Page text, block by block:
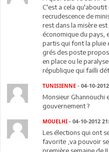
C'est a cela qu'aboutit
recrudescence de
rest dans la misère
économique du pays,
partis qui font la pluie
grés des poste
en place ou le
république qui failli
TUNISIENNE - 04-10-
Monsieur Ghannouchi
gouvernement ?
MOUELHI - 04-10-2012
Les élections qui ont
favorite ,va pouvoir